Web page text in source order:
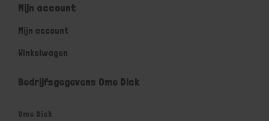
Mijn account
Mijn account
Winkelwagen
Bedrijfsgegevens Ome Dick
Ome Dick